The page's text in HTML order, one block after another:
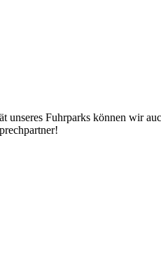
unseres Fuhrparks können wir